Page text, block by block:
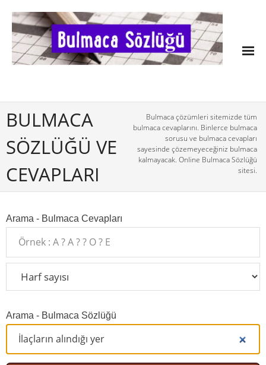
BULMACA
SÖZLÜĞÜ VE
CEVAPLARI
Bulmaca çözümleri sitemizde tüm
bulmaca cevaplarını. Binlerce bulmaca
sorusu ve bulmaca cevapları
sayesinde çözemeyeceğiniz bulmaca
kalmayacak. Online Bulmaca Sözlüğü
sitesi.
Arama - Bulmaca Cevapları
Arama - Bulmaca Sözlüğü